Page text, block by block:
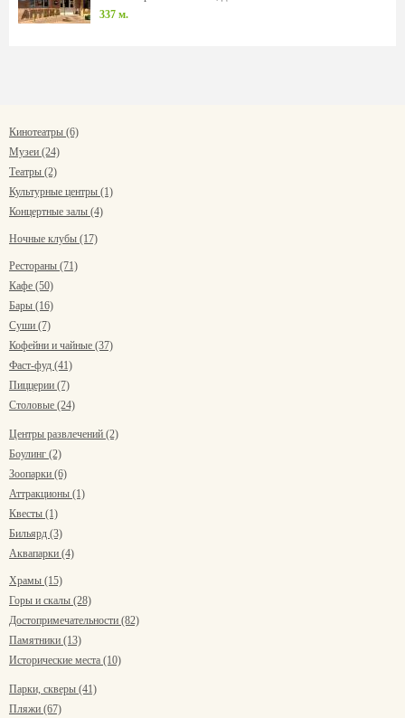
337 м.
Кинотеатры (6)
Музеи (24)
Театры (2)
Культурные центры (1)
Концертные залы (4)
Ночные клубы (17)
Рестораны (71)
Кафе (50)
Бары (16)
Суши (7)
Кофейни и чайные (37)
Фаст-фуд (41)
Пиццерии (7)
Столовые (24)
Центры развлечений (2)
Боулинг (2)
Зоопарки (6)
Аттракционы (1)
Квесты (1)
Бильярд (3)
Аквапарки (4)
Храмы (15)
Горы и скалы (28)
Достопримечательности (82)
Памятники (13)
Исторические места (10)
Парки, скверы (41)
Пляжи (67)